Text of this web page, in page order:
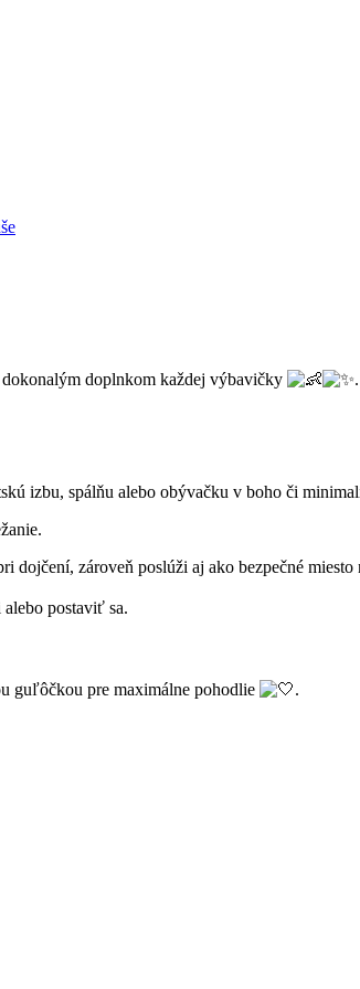
doplnkom každej výbavičky
.
izbu, spálňu alebo obývačku v boho či
zároveň poslúži aj ako bezpečné miesto
postaviť sa.
guľôčkou pre maximálne pohodlie
.